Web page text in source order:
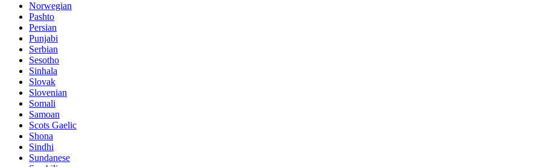
Norwegian
Pashto
Persian
Punjabi
Serbian
Sesotho
Sinhala
Slovak
Slovenian
Somali
Samoan
Scots Gaelic
Shona
Sindhi
Sundanese